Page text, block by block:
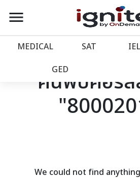
account_balance หน้าแรก
เว็บไซต์อิกไนท์
โปรโมชั่น
menu
MEDICAL SAT
GED
ค้นพบคอร์ส
We could not find